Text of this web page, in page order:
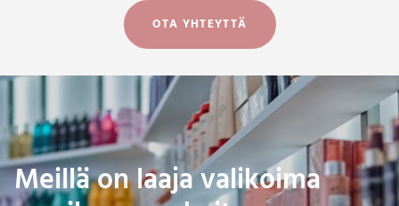
OTA YHTEYTTÄ
Meillä on laaja valikoima